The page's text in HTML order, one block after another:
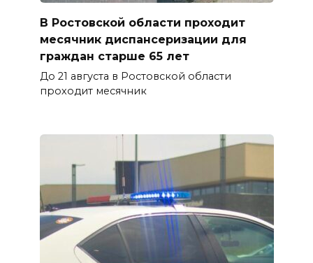
В Ростовской области проходит
месячник диспансеризации для
граждан старше 65 лет
До 21 августа в Ростовской области
проходит месячник